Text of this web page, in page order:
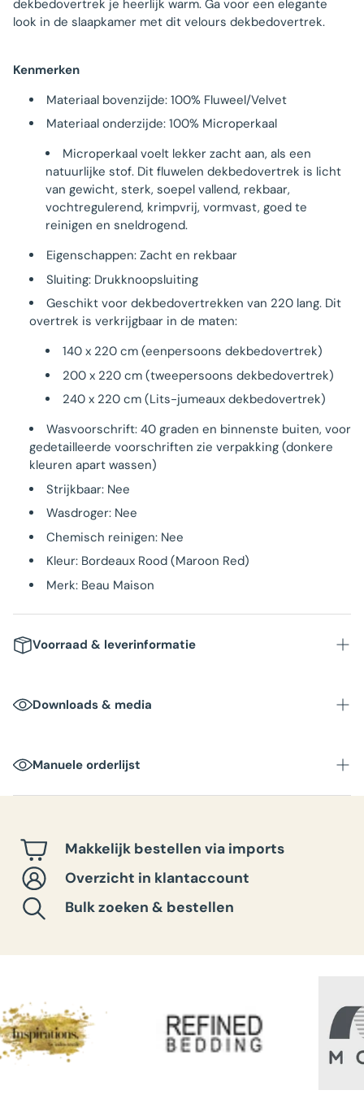
dekbedovertrek je heerlijk warm. Ga voor een elegante
look in de slaapkamer met dit velours dekbedovertrek.
Kenmerken
Materiaal bovenzijde: 100% Fluweel/Velvet
Materiaal onderzijde: 100% Microperkaal
Microperkaal voelt lekker zacht aan, als een
natuurlijke stof. Dit fluwelen dekbedovertrek is licht
van gewicht, sterk, soepel vallend, rekbaar,
vochtregulerend, krimpvrij, vormvast, goed te
reinigen en sneldrogend.
Eigenschappen: Zacht en rekbaar
Sluiting: Drukknoopsluiting
Geschikt voor dekbedovertrekken van 220 lang. Dit
overtrek is verkrijgbaar in de maten:
140 x 220 cm (eenpersoons dekbedovertrek)
200 x 220 cm (tweepersoons dekbedovertrek)
240 x 220 cm (Lits-jumeaux dekbedovertrek)
Wasvoorschrift: 40 graden en binnenste buiten, voor
gedetailleerde voorschriften zie verpakking (donkere
kleuren apart wassen)
Strijkbaar: Nee
Wasdroger: Nee
Chemisch reinigen: Nee
Kleur: Bordeaux Rood (Maroon Red)
Merk: Beau Maison
Voorraad & leverinformatie
Afmetingen doos
Totaalgewicht per doos:
Downloads & media
Manuele orderlijst
Makkelijk bestellen via imports
Overzicht in klantaccount
Bulk zoeken & bestellen